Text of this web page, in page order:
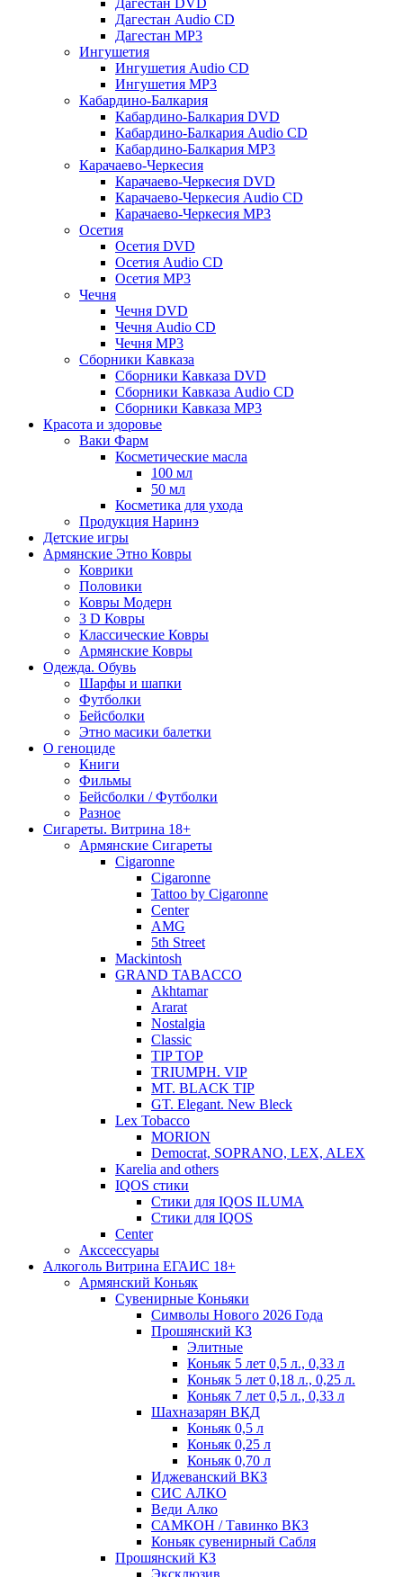
Дагестан DVD
Дагестан Audio CD
Дагестан MP3
Ингушетия
Ингушетия Audio CD
Ингушетия MP3
Кабардино-Балкария
Кабардино-Балкария DVD
Кабардино-Балкария Audio CD
Кабардино-Балкария MP3
Карачаево-Черкесия
Карачаево-Черкесия DVD
Карачаево-Черкесия Audio CD
Карачаево-Черкесия MP3
Осетия
Осетия DVD
Осетия Audio CD
Осетия MP3
Чечня
Чечня DVD
Чечня Audio CD
Чечня MP3
Сборники Кавказа
Сборники Кавказа DVD
Сборники Кавказа Audio CD
Сборники Кавказа MP3
Красота и здоровье
Ваки Фарм
Косметические масла
100 мл
50 мл
Косметика для ухода
Продукция Наринэ
Детские игры
Армянские Этно Ковры
Коврики
Половики
Ковры Модерн
3 D Ковры
Классические Ковры
Армянские Ковры
Одежда. Обувь
Шарфы и шапки
Футболки
Бейсболки
Этно масики балетки
О геноциде
Книги
Фильмы
Бейсболки / Футболки
Разное
Сигареты. Витрина 18+
Армянские Сигареты
Cigaronne
Cigaronne
Tattoo by Cigaronne
Center
AMG
5th Street
Mackintosh
GRAND TABACCO
Akhtamar
Ararat
Nostalgia
Classic
TIP TOP
TRIUMPH. VIP
MT. BLACK TIP
GT. Elegant. New Bleck
Lex Tobacco
MORION
Democrat, SOPRANO, LEX, ALEX
Karelia and others
IQOS стики
Стики для IQOS ILUMA
Стики для IQOS
Сenter
Акссессуары
Алкоголь Витрина ЕГАИС 18+
Армянский Коньяк
Сувенирные Коньяки
Символы Нового 2026 Года
Прошянский КЗ
Элитные
Коньяк 5 лет 0,5 л., 0,33 л
Коньяк 5 лет 0,18 л., 0,25 л.
Коньяк 7 лет 0,5 л., 0,33 л
Шахназарян ВКД
Коньяк 0,5 л
Коньяк 0,25 л
Коньяк 0,70 л
Иджеванский ВКЗ
СИС АЛКО
Веди Алко
САМКОН / Тавинко ВКЗ
Коньяк сувенирный Сабля
Прошянский КЗ
Эксклюзив